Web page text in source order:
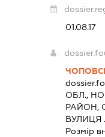
01.08.17
ОБЛ.,
РАЙОН,
ВУЛИЦЯ
Розмір